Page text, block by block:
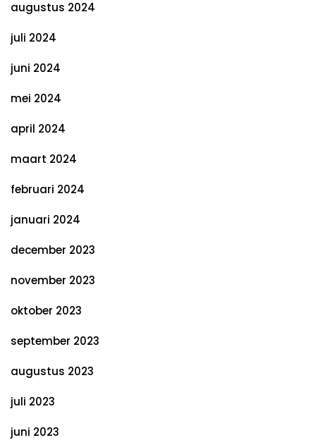
augustus 2024
juli 2024
juni 2024
mei 2024
april 2024
maart 2024
februari 2024
januari 2024
december 2023
november 2023
oktober 2023
september 2023
augustus 2023
juli 2023
juni 2023